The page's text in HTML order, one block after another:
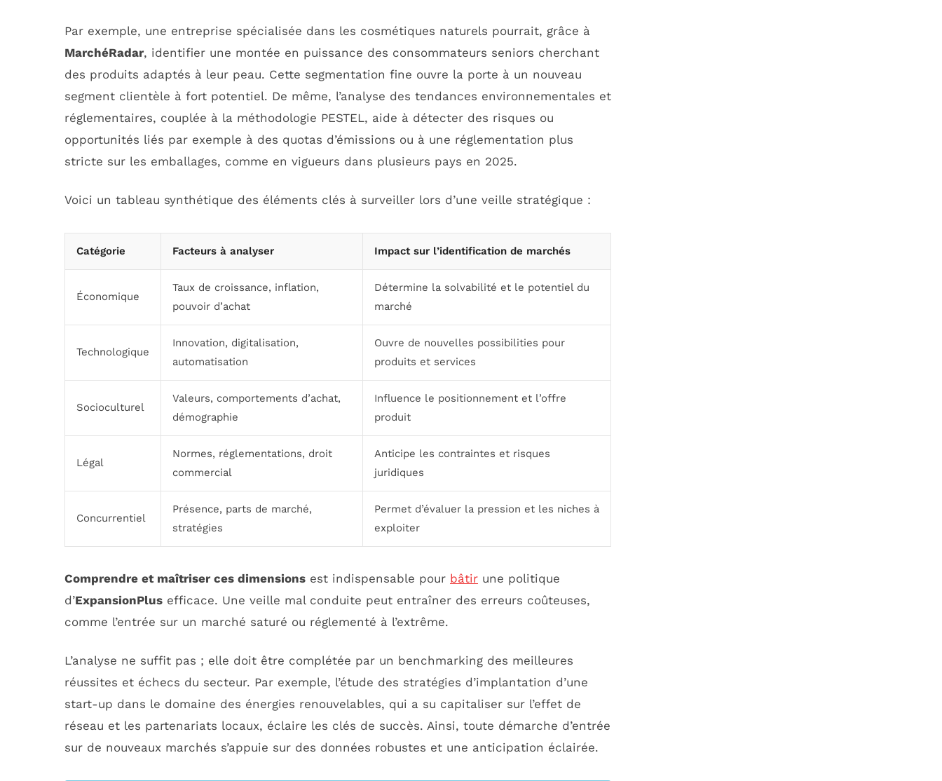
Par exemple, une entreprise spécialisée dans les cosmétiques naturels pourrait, grâce à
MarchéRadar, identifier une montée en puissance des consommateurs seniors cherchant
des produits adaptés à leur peau. Cette segmentation fine ouvre la porte à un nouveau
segment clientèle à fort potentiel. De même, l’analyse des tendances environnementales et
réglementaires, couplée à la méthodologie PESTEL, aide à détecter des risques ou
opportunités liés par exemple à des quotas d’émissions ou à une réglementation plus
stricte sur les emballages, comme en vigueurs dans plusieurs pays en 2025.
Voici un tableau synthétique des éléments clés à surveiller lors d’une veille stratégique :
Catégorie Facteurs à analyser Impact sur l’identification de marchés
Économique
Taux de croissance, inflation,
pouvoir d’achat
Détermine la solvabilité et le potentiel du
marché
Technologique
Innovation, digitalisation,
automatisation
Ouvre de nouvelles possibilities pour
produits et services
Socioculturel
Valeurs, comportements d’achat,
démographie
Influence le positionnement et l’offre
produit
Légal
Normes, réglementations, droit
commercial
Anticipe les contraintes et risques
juridiques
Concurrentiel
Présence, parts de marché,
stratégies
Permet d’évaluer la pression et les niches à
exploiter
Comprendre et maîtriser ces dimensions est indispensable pour bâtir une politique
d’ExpansionPlus efficace. Une veille mal conduite peut entraîner des erreurs coûteuses,
comme l’entrée sur un marché saturé ou réglementé à l’extrême.
L’analyse ne suffit pas ; elle doit être complétée par un benchmarking des meilleures
réussites et échecs du secteur. Par exemple, l’étude des stratégies d’implantation d’une
start-up dans le domaine des énergies renouvelables, qui a su capitaliser sur l’effet de
réseau et les partenariats locaux, éclaire les clés de succès. Ainsi, toute démarche d’entrée
sur de nouveaux marchés s’appuie sur des données robustes et une anticipation éclairée.